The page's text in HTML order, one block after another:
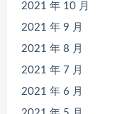
2021 年 10 月
2021 年 9 月
2021 年 8 月
2021 年 7 月
2021 年 6 月